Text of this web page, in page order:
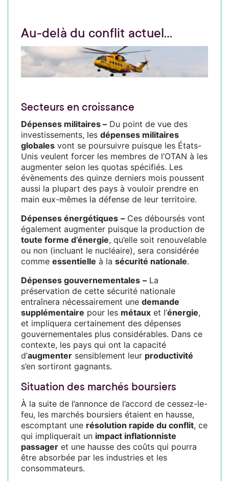
Au-delà du conflit actuel…
Secteurs en croissance
Dépenses militaires – Du point de vue des
investissements, les dépenses militaires
globales vont se poursuivre puisque les États-
Unis veulent forcer les membres de l’OTAN à les
augmenter selon les quotas spécifiés. Les
évènements des quinze derniers mois poussent
aussi la plupart des pays à vouloir prendre en
main eux-mêmes la défense de leur territoire.
Dépenses énergétiques – Ces déboursés vont
également augmenter puisque la production de
toute forme d’énergie, qu’elle soit renouvelable
ou non (incluant le nucléaire), sera considérée
comme essentielle à la sécurité nationale.
Dépenses gouvernementales – La
préservation de cette sécurité nationale
entraînera nécessairement une demande
supplémentaire pour les métaux et l’énergie,
et impliquera certainement des dépenses
gouvernementales plus considérables. Dans ce
contexte, les pays qui ont la capacité
d’augmenter sensiblement leur productivité
s’en sortiront gagnants.
Situation des marchés boursiers
À la suite de l’annonce de l’accord de cessez-le-
feu, les marchés boursiers étaient en hausse,
escomptant une résolution rapide du conflit, ce
qui impliquerait un impact inflationniste
passager et une hausse des coûts qui pourra
être absorbée par les industries et les
consommateurs.